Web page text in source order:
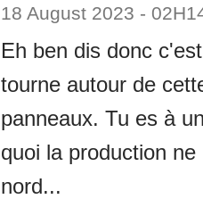
18 August 2023 -
Eh ben dis donc
tourne autour de
panneaux. Tu es à
quoi la production
nord...